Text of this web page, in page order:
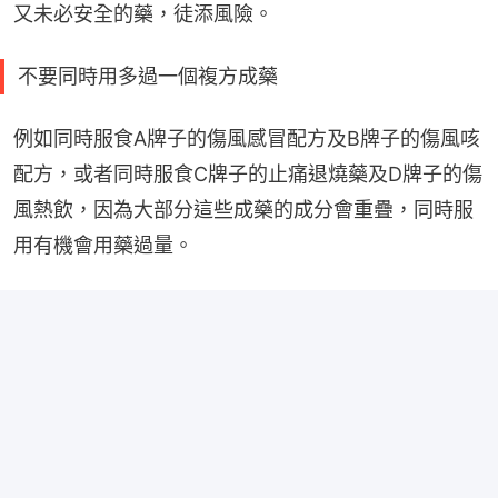
又未必安全的藥，徒添風險。
不要同時用多過一個複方成藥
例如同時服食A牌子的傷風感冒配方及B牌子的傷風咳
配方，或者同時服食C牌子的止痛退燒藥及D牌子的傷
風熱飲，因為大部分這些成藥的成分會重疊，同時服
用有機會用藥過量。